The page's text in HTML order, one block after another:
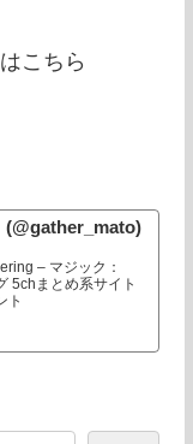
こちら
(@gather_mato)
– マジック：
5chまとめ系サイト
ト